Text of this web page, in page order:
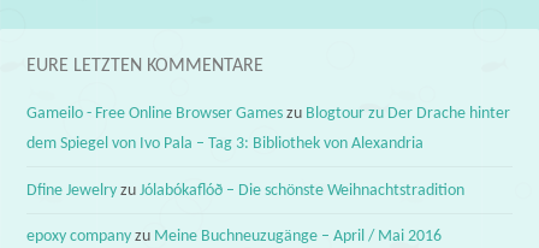
EURE LETZTEN KOMMENTARE
Gameilo - Free Online Browser Games zu Blogtour zu Der Drache hinter
dem Spiegel von Ivo Pala – Tag 3: Bibliothek von Alexandria
Dfine Jewelry zuJólabókaflóð – Die schönste Weihnachtstradition
epoxy company zu Meine Buchneuzugänge – April / Mai 2016